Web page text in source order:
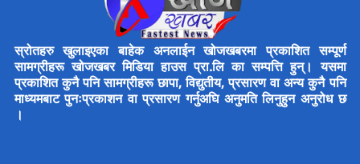
स्रोतहरु खुलाइएका बाहेक अनलाईन खोजखबरमा प्रकाशित सम्पूर्ण
सामग्रीहरू खोजखबर मिडिया हाउस प्रा.लि का सम्पत्ति हुन्। यसमा
प्रकाशित कुनै पनि सामग्रीहरू छापा, विद्युतीय, प्रसारण वा अन्य कुनै पनि
माध्यमबाट पुनःप्रकाशन वा प्रसारण गर्नुअघि अनुमति लिनुहुन अनुरोध छ
।